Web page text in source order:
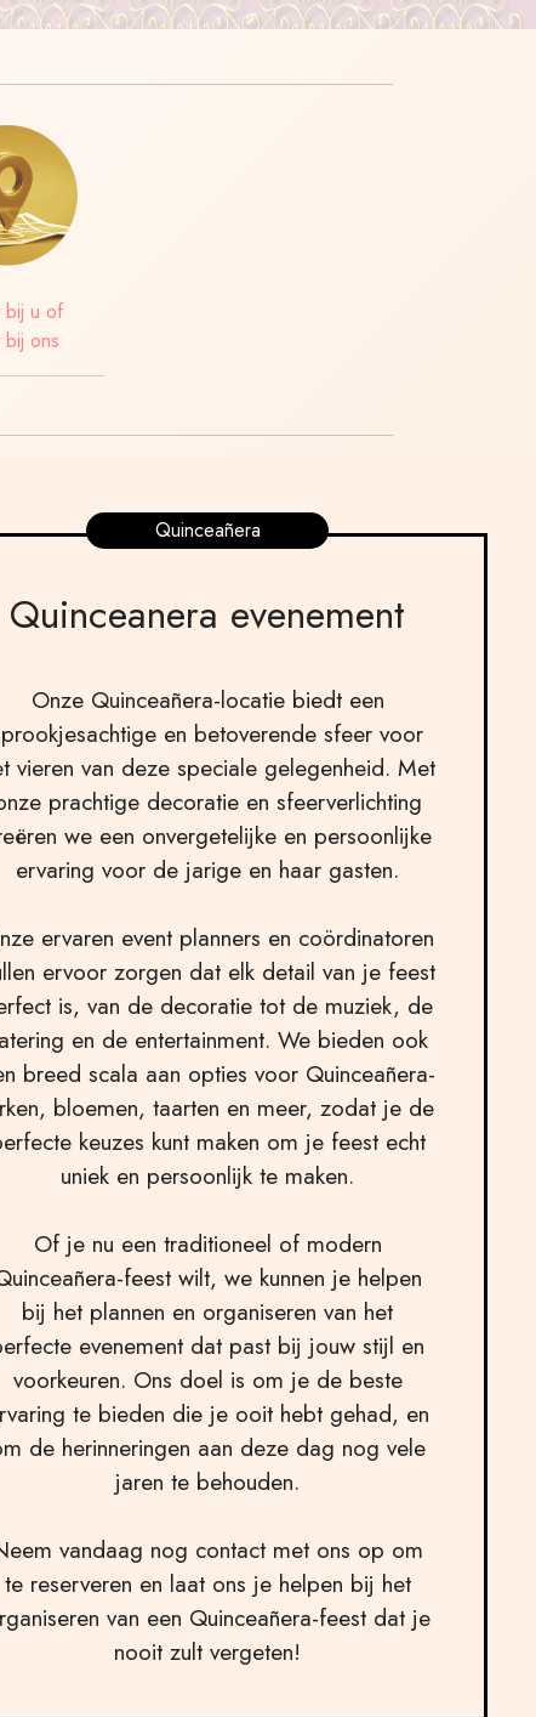
bij u of
ons
Quinceañera
Quinceanera evenement
Onze Quinceañera-locatie biedt een
en betoverende sfeer voor
vieren van deze speciale gelegenheid. Met
prachtige decoratie en sfeerverlichting
we een onvergetelijke en persoonlijke
ervaring voor de jarige en haar gasten.
ervaren event planners en coördinatoren
ervoor zorgen dat elk detail van je feest
is, van de decoratie tot de muziek, de
en de entertainment. We bieden ook
breed scala aan opties voor Quinceañera-
bloemen, taarten en meer, zodat je de
keuzes kunt maken om je feest echt
uniek en persoonlijk te maken.
Of je nu een traditioneel of modern
feest wilt, we kunnen je helpen
bij het plannen en organiseren van het
evenement dat past bij jouw stijl en
voorkeuren. Ons doel is om je de beste
te bieden die je ooit hebt gehad, en
de herinneringen aan deze dag nog vele
jaren te behouden.
vandaag nog contact met ons op om
te reserveren en laat ons je helpen bij het
van een Quinceañera-feest dat je
nooit zult vergeten!